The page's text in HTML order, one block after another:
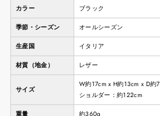
カラー ブラック
季節・シーズン オールシーズン
生産国 イタリア
材質（地金） レザー
サイズ
W約17cm x H約13cm x D約
ショルダー：約122cm
重量 約360g